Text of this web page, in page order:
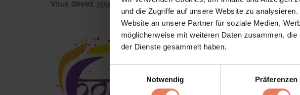
und die Zugriffe auf unsere Website zu
Website an unsere Partner für soziale Medien,
möglicherweise mit weiteren Daten zusammen,
der Dienste gesammelt haben.
Notwendig
Präferenzen
Vous devez vous connecterpour publier un commentaire.